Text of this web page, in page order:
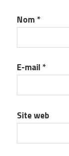
Nom*
E-mail*
Site web